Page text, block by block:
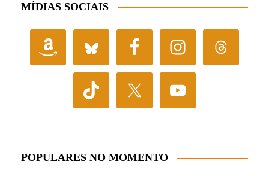
MÍDIAS SOCIAIS
POPULARES NO MOMENTO